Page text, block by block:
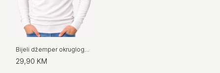
29,90 KM